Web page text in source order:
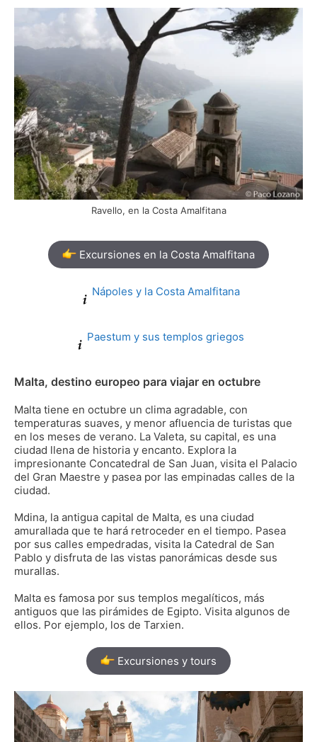
Ravello, en la Costa Amalfitana
Excursiones en la Costa Amalfitana
Nápoles y la Costa Amalfitana
Paestum y sus templos griegos
Malta, destino europeo para viajar en octubre
Malta tiene en octubre un clima agradable, con
temperaturas suaves, y menor afluencia de turistas que
en los meses de verano. La Valeta, su capital, es una
ciudad llena de historia y encanto. Explora la
impresionante Concatedral de San Juan, visita el Palacio
del Gran Maestre y pasea por las empinadas calles de la
ciudad.
Mdina, la antigua capital de Malta, es una ciudad
amurallada que te hará retroceder en el tiempo. Pasea
por sus calles empedradas, visita la Catedral de San
Pablo y disfruta de las vistas panorámicas desde sus
murallas.
Malta es famosa por sus templos megalíticos, más
antiguos que las pirámides de Egipto. Visita algunos de
ellos. Por ejemplo, los de Tarxien.
Excursiones y tours